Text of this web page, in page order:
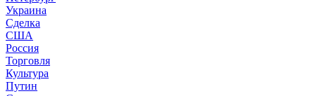
Украина
Сделка
США
Россия
Торговля
Культура
Путин